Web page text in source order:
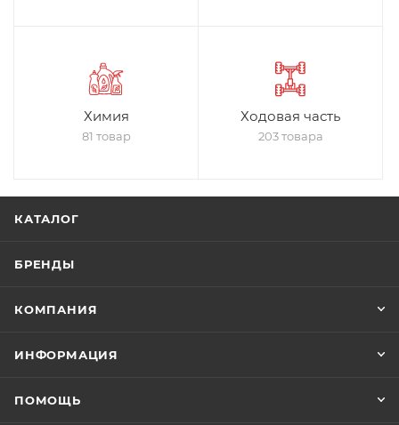
Химия
81 товар
Ходовая часть
203 товара
КАТАЛОГ
БРЕНДЫ
КОМПАНИЯ
ИНФОРМАЦИЯ
ПОМОЩЬ